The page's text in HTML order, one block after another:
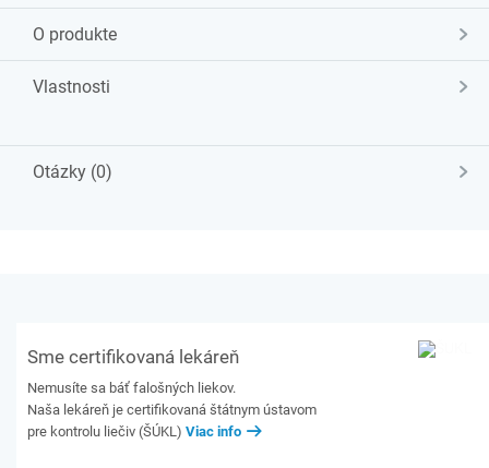
O produkte
Vlastnosti
Otázky (0)
Sme certifikovaná lekáreň
Nemusíte sa báť falošných liekov.
Naša lekáreň je certifikovaná štátnym ústavom
pre kontrolu liečiv (ŠÚKL) Viac info